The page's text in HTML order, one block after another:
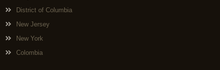
District of Columbia
New Jersey
New York
Colombia